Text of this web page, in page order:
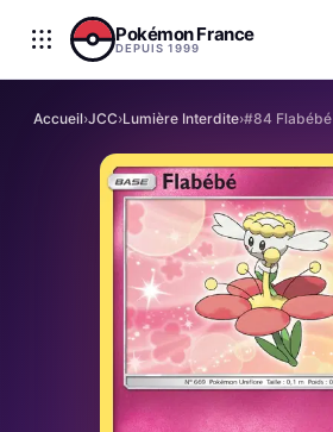
Aller au contenu
Pokémon France
DEPUIS 1999
Accueil›JCC›Lumière Interdite›#84 Flabébé